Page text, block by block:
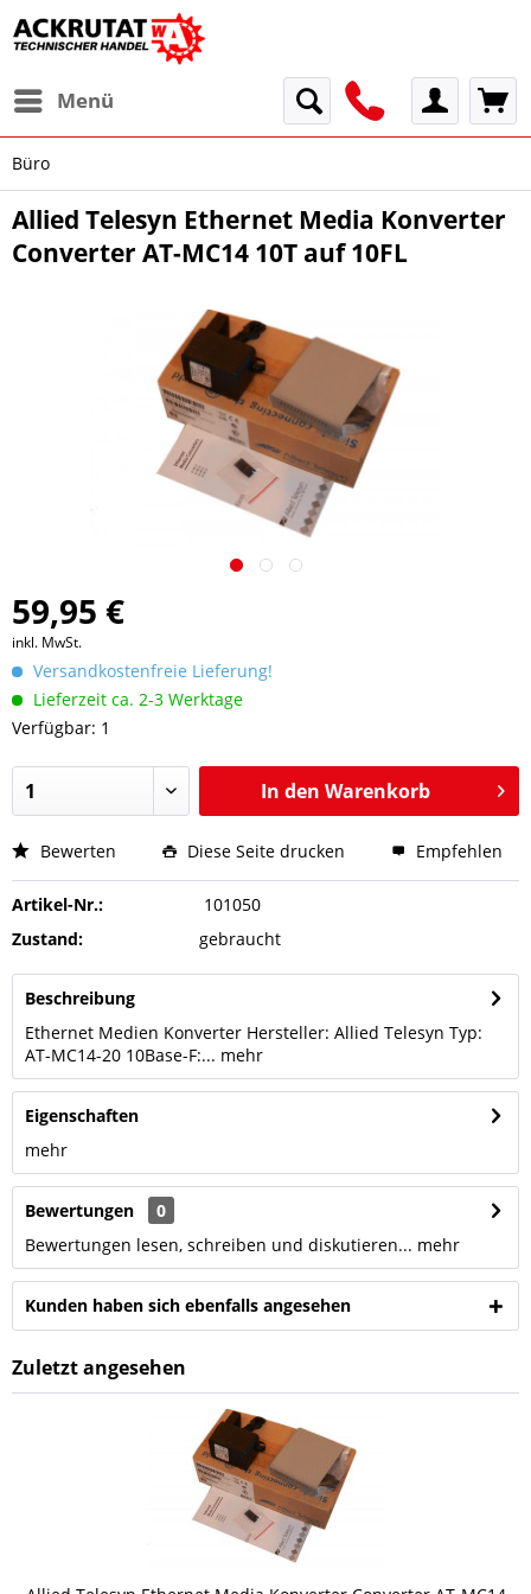
Menü
Büro
Allied Telesyn Ethernet Media Konverter
Converter AT-MC14 10T auf 10FL
59,95 €
inkl. MwSt.
Versandkostenfreie Lieferung!
Lieferzeit ca. 2-3 Werktage
Verfügbar: 1
In den Warenkorb
Bewerten Diese Seite drucken Empfehlen
Artikel-Nr.:
101050
Zustand:
gebraucht
Beschreibung
Ethernet Medien Konverter Hersteller: Allied Telesyn Typ:
AT-MC14-20 10Base-F:... mehr
Eigenschaften
mehr
Bewertungen
0
Bewertungen lesen, schreiben und diskutieren... mehr
Kunden haben sich ebenfalls angesehen
Zuletzt angesehen